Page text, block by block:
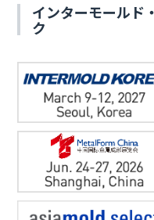
インターモールド
ク